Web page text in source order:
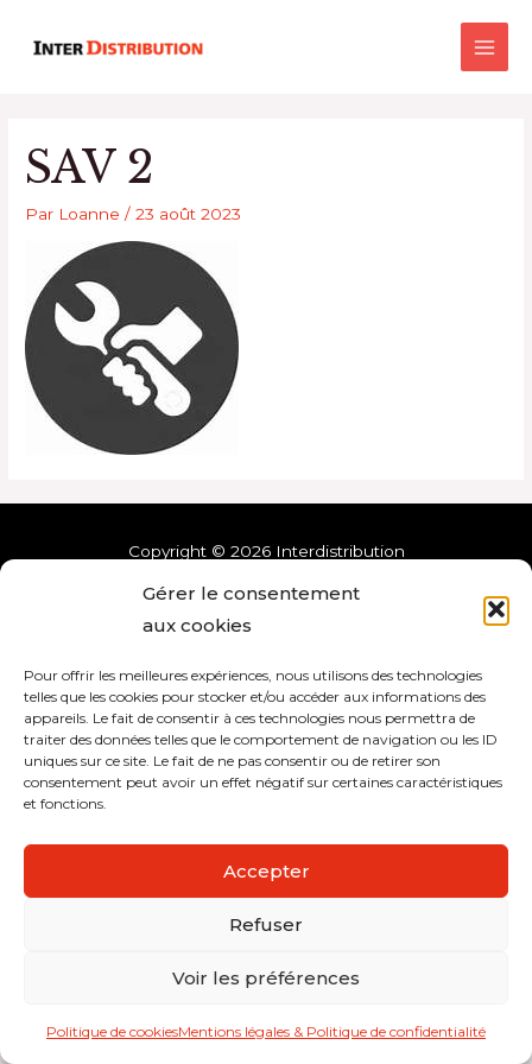
Gérer le consentement
aux cookies
Pour offrir les meilleures expériences, nous utilisons des technologies
telles que les cookies pour stocker et/ou accéder aux informations des
appareils. Le fait de consentir à ces technologies nous permettra de
traiter des données telles que le comportement de navigation ou les ID
uniques sur ce site. Le fait de ne pas consentir ou de retirer son
consentement peut avoir un effet négatif sur certaines caractéristiques
et fonctions.
Accepter
Refuser
Voir les préférences
Politique de cookiesMentions légales & Politique de confidentialité
Main
SAV 2
Par Loanne/23 août 2023
Copyright © 2026 Interdistribution
Mentions légales et politique de confidentialité